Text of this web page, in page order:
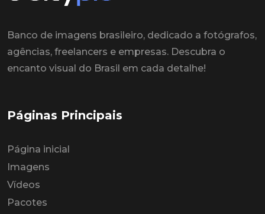
Banco de imagens brasileiro, dedicado a fotógrafos,
agências, freelancers e empresas. Descubra o
encanto visual do Brasil em cada detalhe!
Páginas Principais
Página inicial
Imagens
Vídeos
Pacotes